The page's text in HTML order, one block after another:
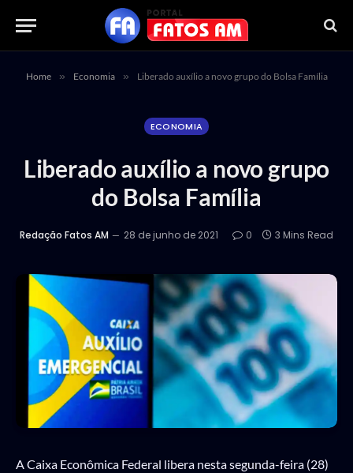
Home » Economia » Liberado auxílio a novo grupo do Bolsa Família
ECONOMIA
Liberado auxílio a novo grupo
do Bolsa Família
Redação Fatos AM 28 de junho de 2021 0 3 Mins Read
A Caixa Econômica Federal libera nesta segunda-feira (28)